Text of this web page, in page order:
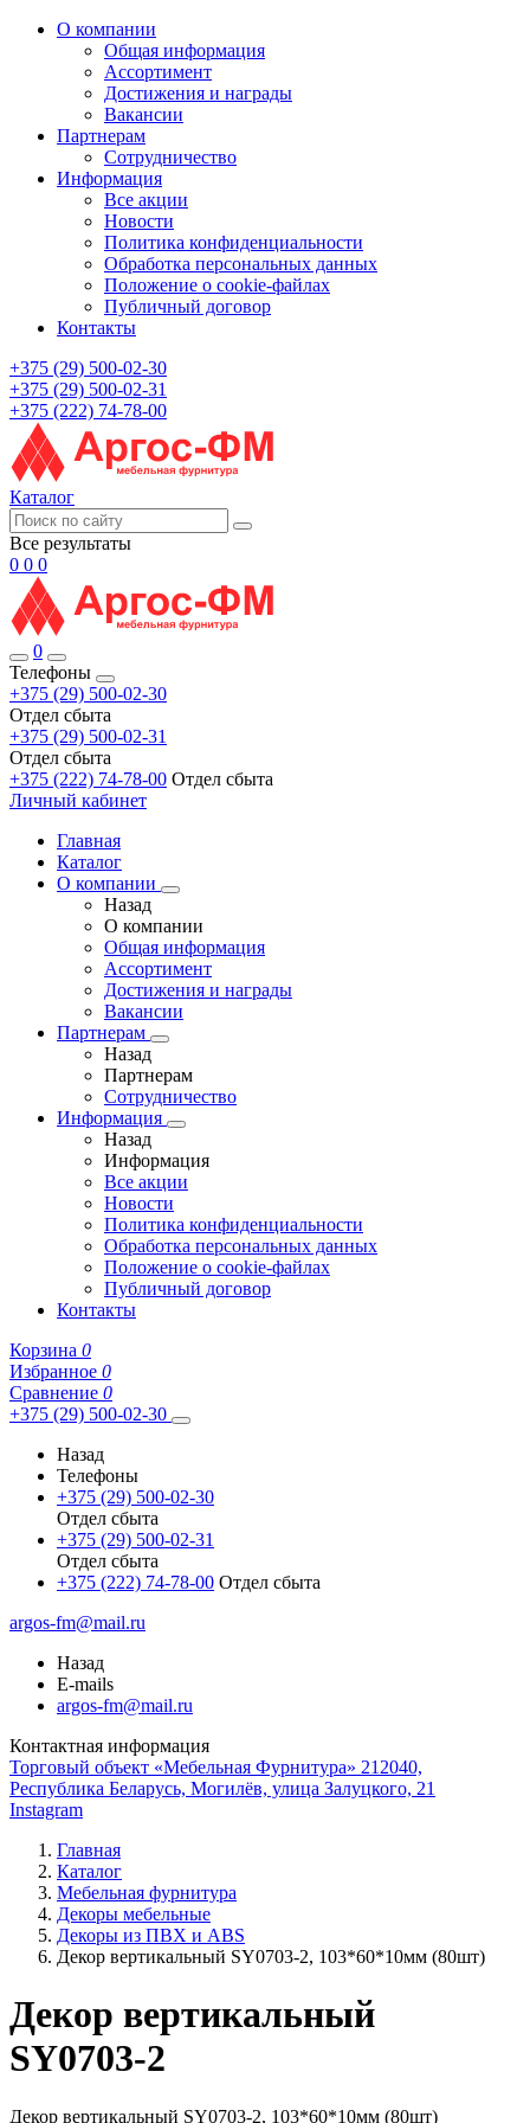
О компании
Общая информация
Ассортимент
Достижения и награды
Вакансии
Партнерам
Сотрудничество
Информация
Все акции
Новости
Политика конфиденциальности
Обработка персональных данных
Положение о cookie-файлах
Публичный договор
Контакты
+375 (29) 500-02-30
+375 (29) 500-02-31
+375 (222) 74-78-00
Каталог
Все результаты
0 0 0
0
Телефоны
+375 (29) 500-02-30
Отдел сбыта
+375 (29) 500-02-31
Отдел сбыта
+375 (222) 74-78-00 Отдел сбыта
Личный кабинет
Главная
Каталог
О компании
Назад
О компании
Общая информация
Ассортимент
Достижения и награды
Вакансии
Партнерам
Назад
Партнерам
Сотрудничество
Информация
Назад
Информация
Все акции
Новости
Политика конфиденциальности
Обработка персональных данных
Положение о cookie-файлах
Публичный договор
Контакты
Корзина 0
Избранное 0
Сравнение 0
+375 (29) 500-02-30
Назад
Телефоны
+375 (29) 500-02-30
Отдел сбыта
+375 (29) 500-02-31
Отдел сбыта
+375 (222) 74-78-00 Отдел сбыта
argos-fm@mail.ru
Назад
E-mails
argos-fm@mail.ru
Контактная информация
Торговый объект «Мебельная Фурнитура» 212040,
Республика Беларусь, Могилёв, улица Залуцкого, 21
Instagram
Главная
Каталог
Мебельная фурнитура
Декоры мебельные
Декоры из ПВХ и ABS
Декор вертикальный SY0703-2, 103*60*10мм (80шт)
Декор вертикальный
SY0703-2
Декор вертикальный SY0703-2, 103*60*10мм (80шт)